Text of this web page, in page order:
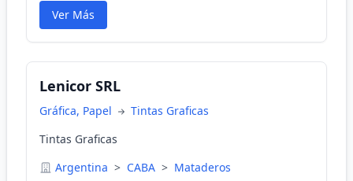
Ver Más
Lenicor SRL
Gráfica, Papel
Tintas Graficas
Tintas Graficas
Argentina > CABA > Mataderos